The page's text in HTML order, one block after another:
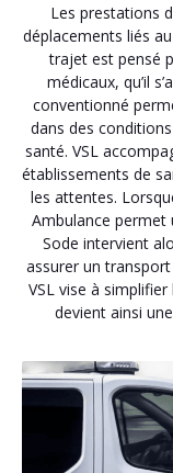
Les prestations
déplacements liés
trajet est pensé
médicaux, qu’il
conventionné
dans des
santé. VSL
établissements de
les attentes.
Ambulance permet
Sode intervient
assurer un
VSL vise à
devient ainsi